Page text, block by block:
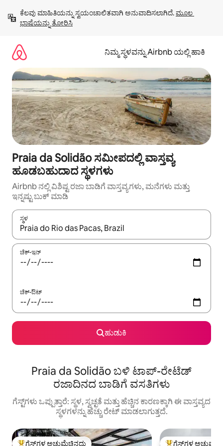
ಹೋಗಿ
ಕೆಲವು ಮಾಹಿತಿಯನ್ನು ಸ್ವಯಂಚಾಲಿತವಾಗಿ ಅನುವಾದಿಸಲಾಗಿದೆ. ಮೂಲ
ಭಾಷೆಯನ್ನು ತೋರಿಸಿ
ನಿಮ್ಮ ಸ್ಥಳವನ್ನು Airbnb ಯಲ್ಲಿ ಹಾಕಿ
Praia da Solidão ಸಮೀಪದಲ್ಲಿ ವಾಸ್ತವ್ಯ
ಹೂಡಬಹುದಾದ ಸ್ಥಳಗಳು
Airbnb ನಲ್ಲಿ ವಿಶಿಷ್ಟ ರಜಾ ಬಾಡಿಗೆ ವಾಸ್ತವ್ಯಗಳು, ಮನೆಗಳು ಮತ್ತು
ಇನ್ನಷ್ಟು ಬುಕ್ ಮಾಡಿ
ಸ್ಥಳ
ಫಲಿತಾಂಶಗಳು ಲಭ್ಯವಿರುವಾಗ, ಅಪ್ ಮತ್ತು ಡೌನ್ ಬಾಣದ ಕೀಲಿಗಳೊಂದಿಗೆ
ಚೆಕ್-ಇನ್
ಚೆಕ್-ಔಟ್
ಹುಡುಕಿ
Praia da Solidão ಬಳಿ ಟಾಪ್-ರೇಟೆಡ್
ರಜಾದಿನದ ಬಾಡಿಗೆ ವಸತಿಗಳು
ಗೆಸ್ಟ್‌ಗಳು ಒಪ್ಪುತ್ತಾರೆ: ಸ್ಥಳ, ಸ್ವಚ್ಛತೆ ಮತ್ತು ಹೆಚ್ಚಿನ ಕಾರಣಕ್ಕಾಗಿ ಈ ವಾಸ್ತವ್ಯದ
ಸ್ಥಳಗಳನ್ನು ಹೆಚ್ಚು ರೇಟ್ ಮಾಡಲಾಗುತ್ತದೆ.
ಗೆಸ್ಟ್‌ಗಳ ಅಚ್ಚುಮೆಚ್ಚಿನದು ಗೆಸ್ಟ್‌ಗಳ